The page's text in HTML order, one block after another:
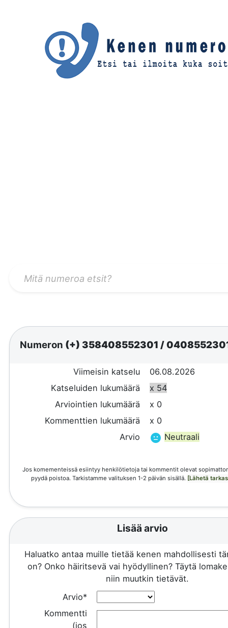
Numeron (+) 358408552301/
Viimeisin katselu
06.08.2026
Katseluiden lukumäärä
x 54
Arviointien lukumäärä
x 0
Kommenttien lukumäärä
x 0
Arvio
Neutraali
Jos komementeissä esiintyy henkilötietoja tai kommentit olevat
pyydä poistoa. Tarkistamme valituksen 1-2 päivän sisällä. [Lähetä
Lisää arvio
Haluatko antaa muille tietää kenen mahdollisesti
on? Onko häiritsevä vai hyödyllinen? Täytä
niin muutkin tietävät.
Arvio*
Kommentti
(jos